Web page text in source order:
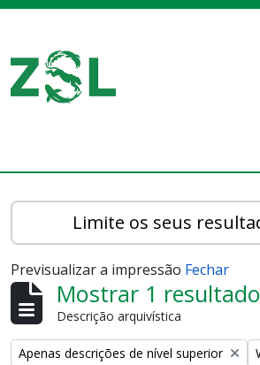
Limite os seus
Previsualizar a impressão Fechar
Mostrar 1
Descrição arquivística
Remove filter:
Apenas descrições de nível superior